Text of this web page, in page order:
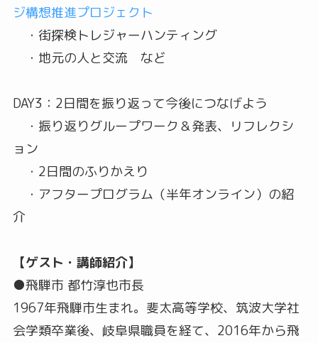
ジ構想推進プロジェクト
・街探検トレジャーハンティング
・地元の人と交流 など
DAY3：2日間を振り返って今後につなげよう
・振り返りグループワーク＆発表、リフレクシ
ョン
・2日間のふりかえり
・アフタープログラム（半年オンライン）の紹
介
【ゲスト・講師紹介】
●飛騨市 都竹淳也市長
1967年飛騨市生まれ。斐太高等学校、筑波大学社
会学類卒業後、岐阜県職員を経て、2016年から飛